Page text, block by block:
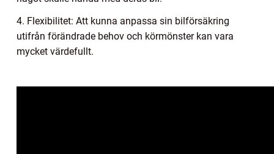
4. Flexibilitet: Att kunna anpassa sin bilförsäkring
utifrån förändrade behov och körmönster kan vara
mycket värdefullt.